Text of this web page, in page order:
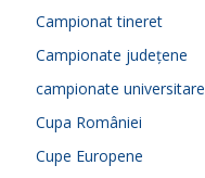
Campionat tineret
Campionate județene
campionate universitare
Cupa României
Cupe Europene